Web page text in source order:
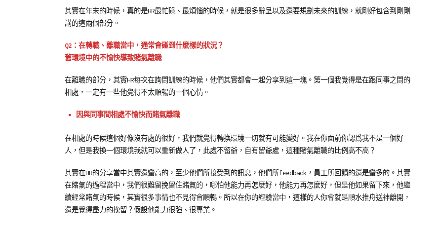
其實在年末的時候，真的是HR最忙碌、最煩惱的時候，就是很多辭呈以及還要規劃未來的訓練，就剛好包含到剛剛
講的這兩個部分。
Q2：在轉職、離職當中，通常會碰到什麼樣的狀況？
舊環境中的不愉快導致賭氣離職
在離職的部分，其實HR每次在詢問訓練的時候，他們其實都會一起分享到這一塊。第一個我覺得是在跟同事之間的
相處，一定有一些他覺得不太順暢的一個心情。
因與同事間相處不愉快而賭氣離職
在相處的時候這個好像沒有處的很好，我們就覺得轉換環境一切就有可能變好。我在你面前你認爲我不是一個好
人，但是我換一個環境我就可以重新做人了，此處不留爺，自有留爺處，這種賭氣離職的比例高不高？
其實在HR的分享當中其實還蠻高的，至少他們所接受到的訊息，他們所feedback，員工所回饋的還是蠻多的。其實
在賭氣的過程當中，我們很難留挽留住賭氣的，哪怕他能力再怎麼好，他能力再怎麼好，但是他如果留下來，他繼
續經常賭氣的時候，其實很多事情也不見得會順暢。所以在你的經驗當中，這樣的人你會就是順水推舟送神離開，
還是覺得盡力的挽留？假設他能力很強、很專業。